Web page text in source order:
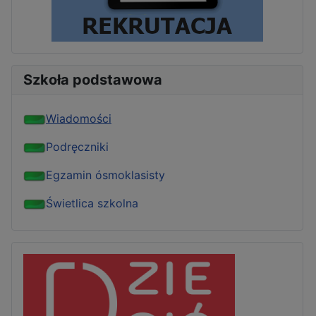
Szkoła podstawowa
Wiadomości
Podręczniki
Egzamin ósmoklasisty
Świetlica szkolna